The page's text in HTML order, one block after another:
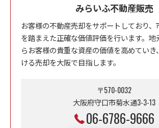
みらいふ不動産販売
お客様の不動産売却をサポートしており、
を踏まえた正確な価値評価を行います。
らお客様の貴重な資産の価値を高めてい
ける売却を大阪で目指します。
〒570-0032
大阪府守口市菊水通3-3-13
06-6786-9666